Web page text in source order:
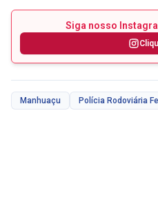
Siga nosso
Manhuaçu Polícia Rodoviária